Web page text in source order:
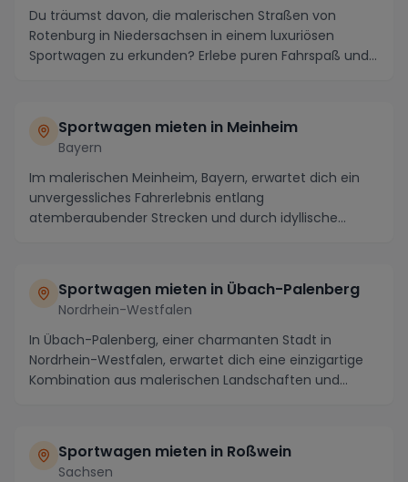
Du träumst davon, die malerischen Straßen von
Rotenburg in Niedersachsen in einem luxuriösen
Sportwagen zu erkunden? Erlebe puren Fahrspaß und
Sportwagen mieten in Meinheim
Bayern
Im malerischen Meinheim, Bayern, erwartet dich ein
unvergessliches Fahrerlebnis entlang
atemberaubender Strecken und durch idyllische
Sportwagen mieten in Übach-Palenberg
Nordrhein-Westfalen
In Übach-Palenberg, einer charmanten Stadt in
Nordrhein-Westfalen, erwartet dich eine einzigartige
Kombination aus malerischen Landschaften und
Sportwagen mieten in Roßwein
Sachsen